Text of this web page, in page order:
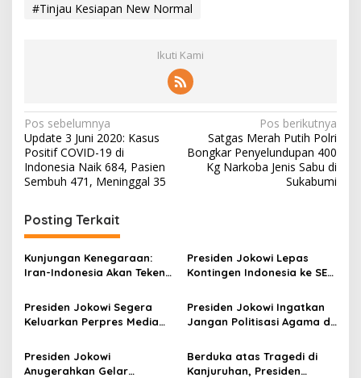
#Tinjau Kesiapan New Normal
Ikuti Kami
N
a
v
i
g
a
s
i
p
o
s
Pos sebelumnya
Update 3 Juni 2020: Kasus
Positif COVID-19 di
Indonesia Naik 684, Pasien
Sembuh 471, Meninggal 35
Pos berikutnya
Satgas Merah Putih Polri
Bongkar Penyelundupan 400
Kg Narkoba Jenis Sabu di
Sukabumi
Posting Terkait
Kunjungan Kenegaraan:
Iran-Indonesia Akan Teken
Presiden Jokowi Lepas
Kontingen Indonesia ke SEA
Presiden Jokowi Segera
Keluarkan Perpres Media
Presiden Jokowi Ingatkan
Jangan Politisasi Agama di
Presiden Jokowi
Anugerahkan Gelar
Berduka atas Tragedi di
Kanjuruhan, Presiden